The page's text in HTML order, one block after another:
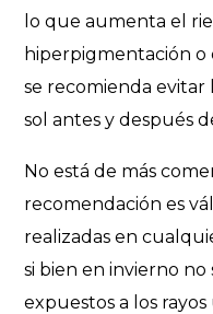
lo que aumenta el
hiperpigmentación o
se recomienda evitar
sol antes y después
No está de más
recomendación es
realizadas en
si bien en invierno no
expuestos a los